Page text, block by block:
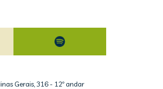
Gerais, 316 - 12º andar